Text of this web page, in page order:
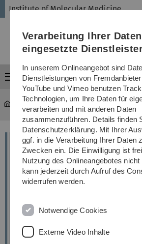
Institute of Molecular Medicine
Menü
instmolmed2
Verarbeitung Ihrer
eingesetzte
In unserem Onlineangebot sind
Dienstleistungen von
YouTube und Vimeo benutzen
Technologien, um Ihre Daten für
verarbeiten und mit anderen Daten
zusammenzuführen. Details finden
Datenschutzerklärung. Mit Ihrer
ggf. in die Verarbeitung Ihrer Daten
Zwecken ein. Die Einwilligung ist
Nutzung des Onlineangebotes
kann jederzeit durch Aufruf des
widerrufen werden.
Notwendige Cookies
Externe Video Inhalte